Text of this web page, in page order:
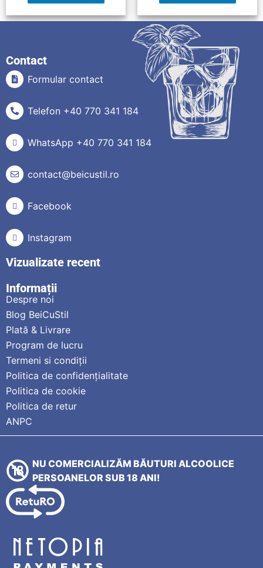
Contact
Formular contact
Telefon +40 770 341 184
WhatsApp +40 770 341 184
contact@beicustil.ro
Facebook
Instagram
Vizualizate recent
Informații
Despre noi
Blog BeiCuStil
Plată & Livrare
Program de lucru
Termeni si condiții
Politica de confidențialitate
Politica de cookie
Politica de retur
ANPC
NU COMERCIALIZĂM BĂUTURI ALCOOLICE
PERSOANELOR SUB 18 ANI!